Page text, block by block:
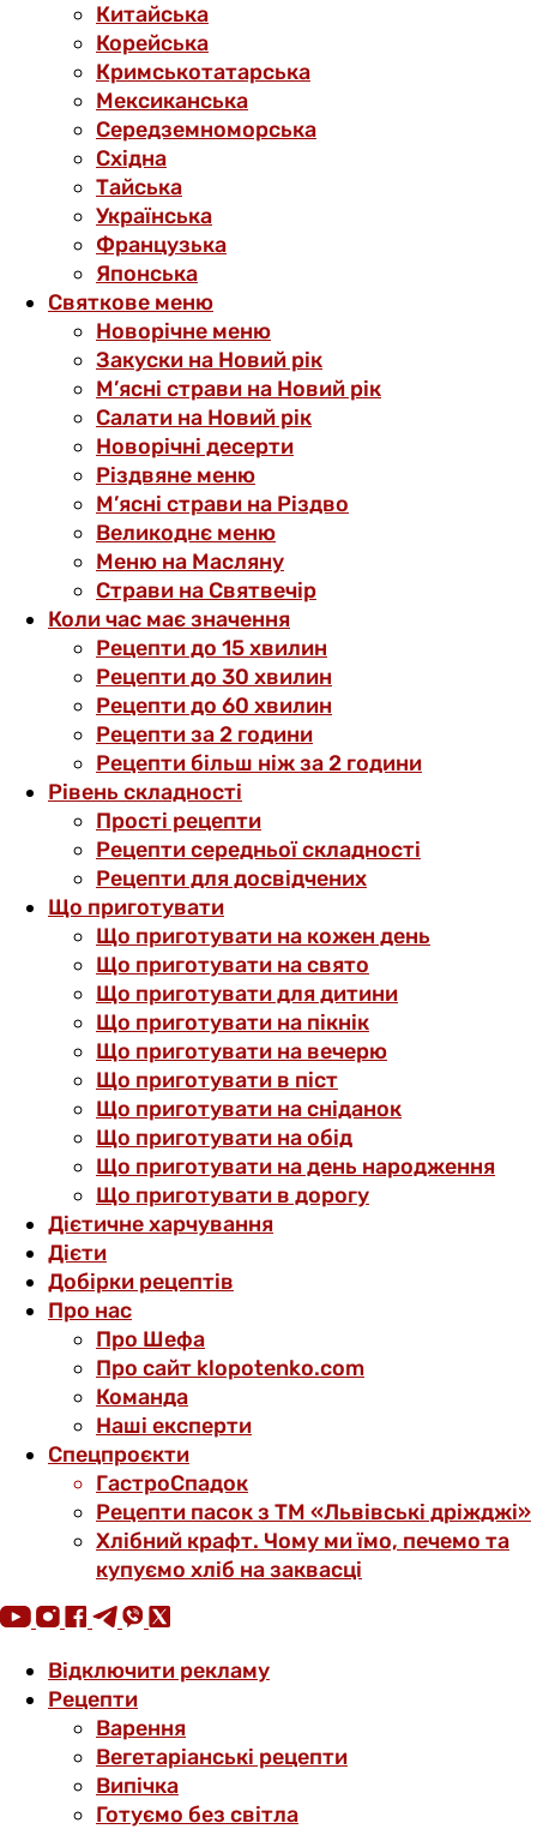
Китайська
Корейська
Кримськотатарська
Мексиканська
Середземноморська
Східна
Тайська
Українська
Французька
Японська
Святкове меню
Новорічне меню
Закуски на Новий рік
М’ясні страви на Новий рік
Салати на Новий рік
Новорічні десерти
Різдвяне меню
М’ясні страви на Різдво
Великоднє меню
Меню на Масляну
Страви на Святвечір
Коли час має значення
Рецепти до 15 хвилин
Рецепти до 30 хвилин
Рецепти до 60 хвилин
Рецепти за 2 години
Рецепти більш ніж за 2 години
Рівень складності
Прості рецепти
Рецепти середньої складності
Рецепти для досвідчених
Що приготувати
Що приготувати на кожен день
Що приготувати на свято
Що приготувати для дитини
Що приготувати на пікнік
Що приготувати на вечерю
Що приготувати в піст
Що приготувати на сніданок
Що приготувати на обід
Що приготувати на день народження
Що приготувати в дорогу
Дієтичне харчування
Дієти
Добірки рецептів
Про нас
Про Шефа
Про сайт klopotenko.com
Команда
Наші експерти
Спецпроєкти
ГастроСпадок
Рецепти пасок з ТМ «Львівські дріжджі»
Хлібний крафт. Чому ми їмо, печемо та
купуємо хліб на заквасці
Відключити рекламу
Рецепти
Варення
Вегетаріанські рецепти
Випічка
Готуємо без світла